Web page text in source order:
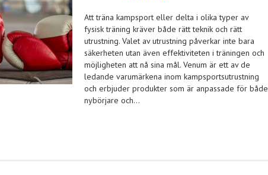
Att träna kampsport eller delta i olika typer av
fysisk träning kräver både rätt teknik och rätt
utrustning. Valet av utrustning påverkar inte bara
säkerheten utan även effektiviteten i träningen och
möjligheten att nå sina mål. Venum är ett av de
ledande varumärkena inom kampsportsutrustning
och erbjuder produkter som är anpassade för både
nybörjare och…